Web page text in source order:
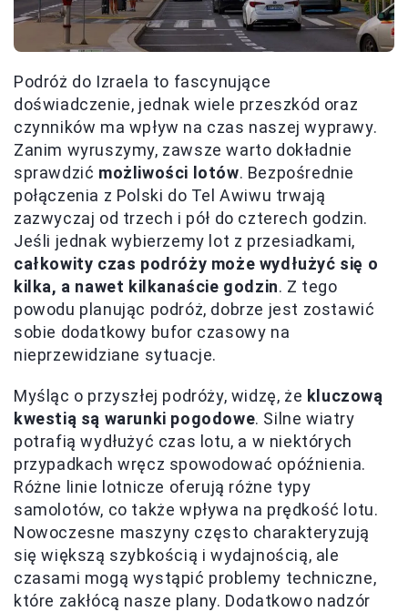
Podróż do Izraela to fascynujące
doświadczenie, jednak wiele przeszkód oraz
czynników ma wpływ na czas naszej wyprawy.
Zanim wyruszymy, zawsze warto dokładnie
sprawdzić możliwości lotów. Bezpośrednie
połączenia z Polski do Tel Awiwu trwają
zazwyczaj od trzech i pół do czterech godzin.
Jeśli jednak wybierzemy lot z przesiadkami,
całkowity czas podróży może wydłużyć się o
kilka, a nawet kilkanaście godzin. Z tego
powodu planując podróż, dobrze jest zostawić
sobie dodatkowy bufor czasowy na
nieprzewidziane sytuacje.
Myśląc o przyszłej podróży, widzę, że kluczową
kwestią są warunki pogodowe. Silne wiatry
potrafią wydłużyć czas lotu, a w niektórych
przypadkach wręcz spowodować opóźnienia.
Różne linie lotnicze oferują różne typy
samolotów, co także wpływa na prędkość lotu.
Nowoczesne maszyny często charakteryzują
się większą szybkością i wydajnością, ale
czasami mogą wystąpić problemy techniczne,
które zakłócą nasze plany. Dodatkowo nadzór